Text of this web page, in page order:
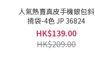
人氣熱賣真皮手機銀包斜
揹袋-4色 JP 36824
HK$139.00
HK$209.00